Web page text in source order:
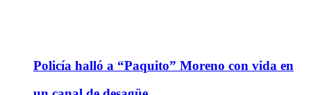
Policía halló a “Paquito” Moreno con vida en